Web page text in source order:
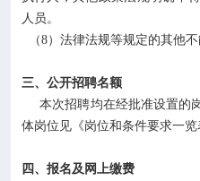
人员。
（8）法律法规等规定的其他不
三、公开招聘名额
本次招聘均在经批准设置的
体岗位见《岗位和条件要求一览
四、报名及网上缴费